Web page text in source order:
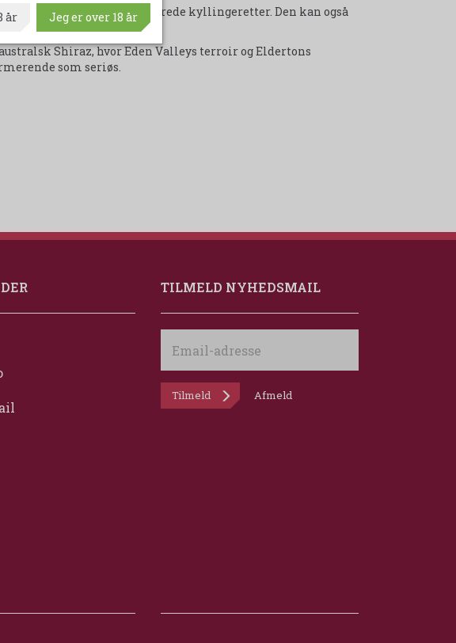
til pizza, pasta og krydrede kyllingeretter. Den kan også
Shiraz, hvor Eden Valleys terroir og Eldertons
som seriøs.
TILMELD NYHEDSMAIL
adresse
Tilmeld Afmeld
år Jeg er over 18 år